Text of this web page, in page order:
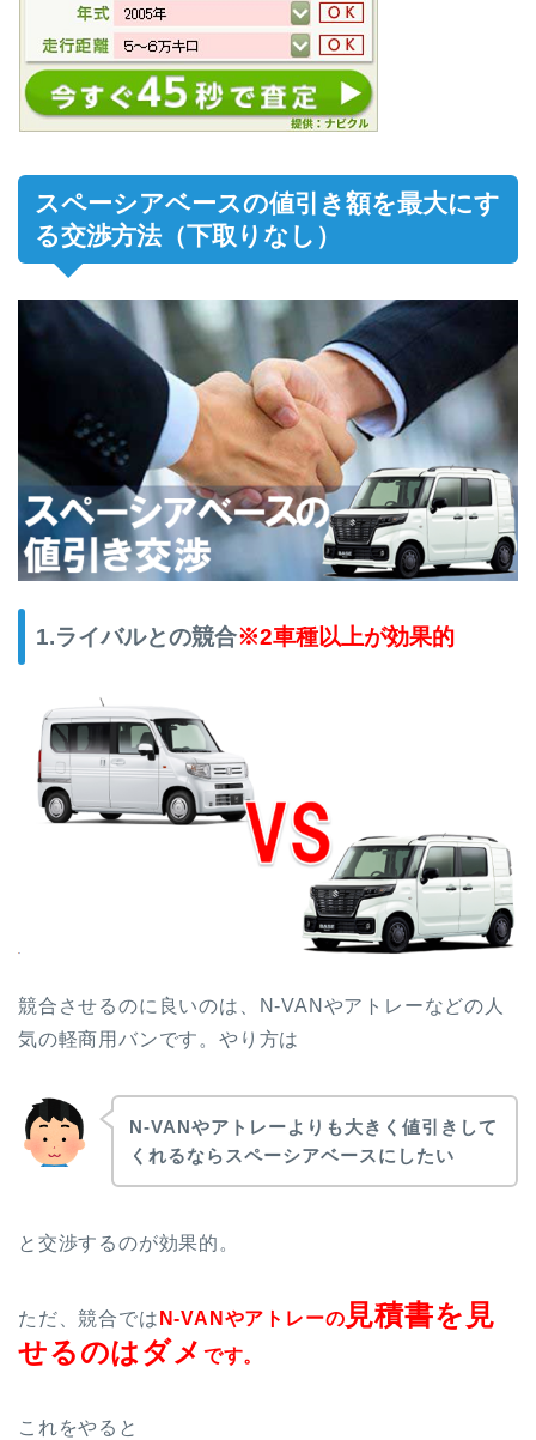
スペーシアベースの値引き額を最大にす
る交渉方法（下取りなし）
1.ライバルとの競合※2車種以上が効果的
競合させるのに良いのは、N-VANやアトレーなどの人
気の軽商用バンです。やり方は
N-VANやアトレーよりも大きく値引きして
くれるならスペーシアベースにしたい
と交渉するのが効果的。
ただ、競合では N-VANやアトレーの見積書を見
せるのはダメ です。
これをやると